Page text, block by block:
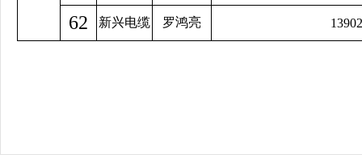
62 新兴电缆 罗鸿亮